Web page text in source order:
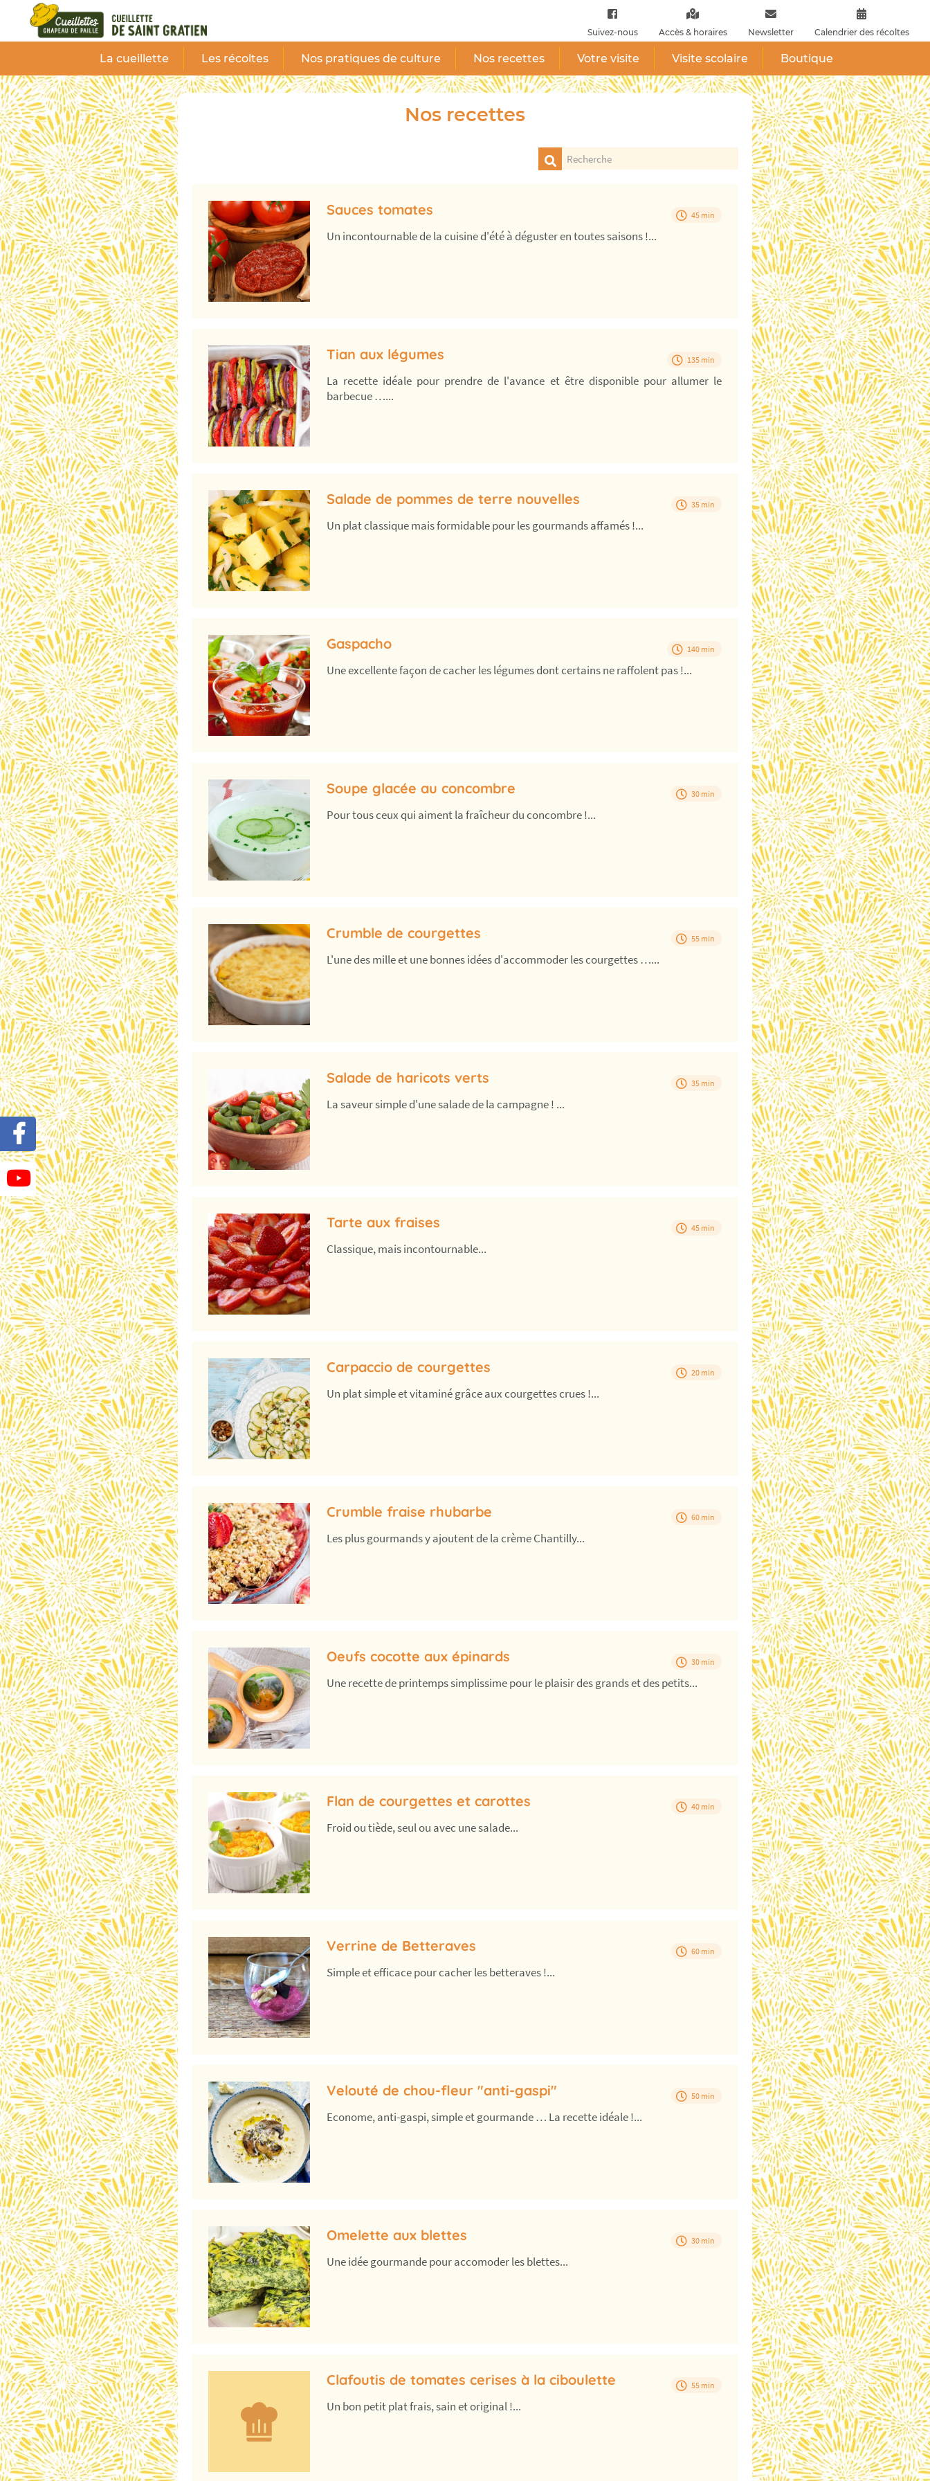
Suivez-nous Accès & horaires Newsletter Calendrier des récoltes
La cueillette Les récoltes Nos pratiques de culture Nos recettes Votre visite Visite scolaire Boutique
Nos recettes
Sauces tomates 45 min
Un incontournable de la cuisine d'été à déguster en toutes saisons !...
Tian aux légumes 135 min
La recette idéale pour prendre de l'avance et être disponible pour allumer le
barbecue …...
Salade de pommes de terre nouvelles 35 min
Un plat classique mais formidable pour les gourmands affamés !...
Gaspacho 140 min
Une excellente façon de cacher les légumes dont certains ne raffolent pas !...
Soupe glacée au concombre 30 min
Pour tous ceux qui aiment la fraîcheur du concombre !...
Crumble de courgettes 55 min
L'une des mille et une bonnes idées d'accommoder les courgettes …...
Salade de haricots verts 35 min
La saveur simple d'une salade de la campagne ! ...
Tarte aux fraises 45 min
Classique, mais incontournable...
Carpaccio de courgettes 20 min
Un plat simple et vitaminé grâce aux courgettes crues !...
Crumble fraise rhubarbe 60 min
Les plus gourmands y ajoutent de la crème Chantilly...
Oeufs cocotte aux épinards 30 min
Une recette de printemps simplissime pour le plaisir des grands et des petits...
Flan de courgettes et carottes 40 min
Froid ou tiède, seul ou avec une salade...
Verrine de Betteraves 60 min
Simple et efficace pour cacher les betteraves !...
Velouté de chou-fleur "anti-gaspi" 50 min
Econome, anti-gaspi, simple et gourmande … La recette idéale !...
Omelette aux blettes 30 min
Une idée gourmande pour accomoder les blettes...
Clafoutis de tomates cerises à la ciboulette 55 min
Un bon petit plat frais, sain et original !...
Panneau de gestion des cookies